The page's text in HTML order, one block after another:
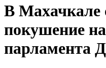
В Махачкале
покушение
парламента